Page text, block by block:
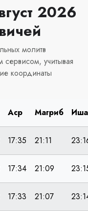
2026
молитв
сервисом, учитывая
координаты
Аср Магриб Иша
17:35 21:11
17:34 21:09
17:33 21:07